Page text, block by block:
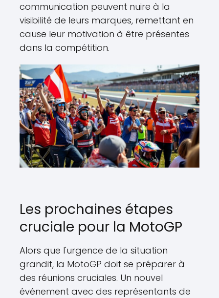
communication peuvent nuire à la
visibilité de leurs marques, remettant en
cause leur motivation à être présentes
dans la compétition.
Les prochaines étapes
cruciale pour la MotoGP
Alors que l'urgence de la situation
grandit, la MotoGP doit se préparer à
des réunions cruciales. Un nouvel
événement avec des représentants de